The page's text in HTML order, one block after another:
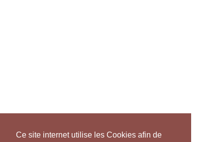
Ce site internet utilise les Cookies afin de